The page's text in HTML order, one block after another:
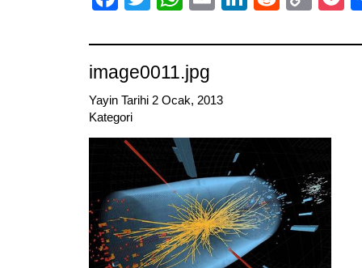
image0011.jpg
Yayin Tarihi 2 Ocak, 2013
Kategori